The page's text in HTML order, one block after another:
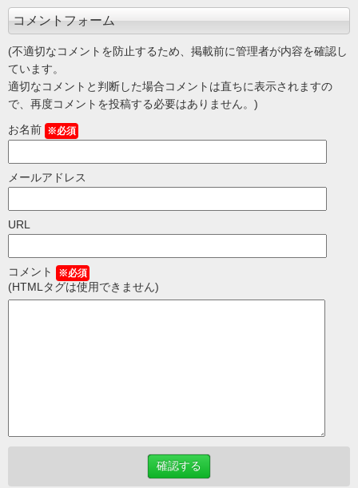
コメントフォーム
(不適切なコメントを防止するため、掲載前に管理者が内容を確認し
ています。
適切なコメントと判断した場合コメントは直ちに表示されますの
で、再度コメントを投稿する必要はありません。)
お名前 ※必須
メールアドレス
URL
コメント ※必須
(HTMLタグは使用できません)